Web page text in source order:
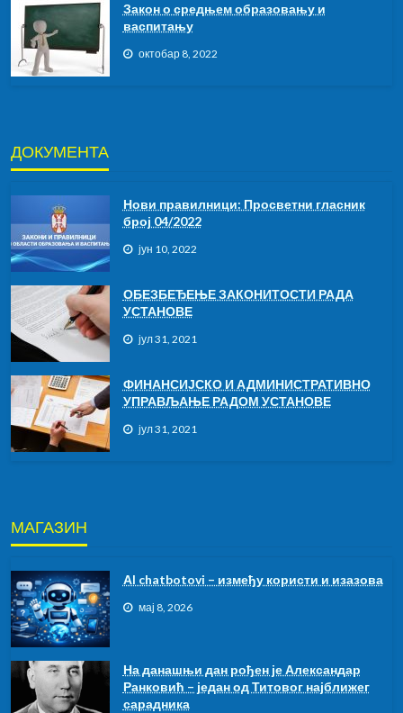
Закон о средњем образовању и
васпитању
октобар 8, 2022
ДОКУМЕНТА
Нови правилници: Просветни гласник
број 04/2022
јун 10, 2022
ОБЕЗБЕЂЕЊЕ ЗАКОНИТОСТИ РАДА
УСТАНОВЕ
јул 31, 2021
ФИНАНСИЈСКО И АДМИНИСТРАТИВНО
УПРАВЉАЊЕ РАДОМ УСТАНОВЕ
јул 31, 2021
МАГАЗИН
АI chatbotovi – између користи и изазова
мај 8, 2026
На данашњи дан рођен је Александар
Ранковић – један од Титовог најближег
сарадника